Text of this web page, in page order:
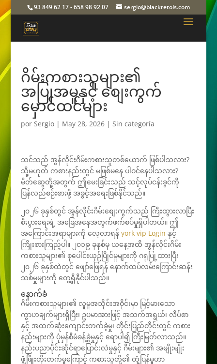
93 849 62 17 - 658 98 92 07 sergio@blackretols.com
ဂိမ်းကစားသူများ၏
အပြုအမူနှင့် စျေးကွက်
မှောင်ထင်များ
por Sergio| May 28, 2026| Sin categoría
သင်သည် အွန်လိုင်းဂိမ်းကစားသူတစ်ယောက် ဖြစ်ပါသလား?
သို့မဟုတ် ကစားနည်းတွင် မဖြစ်မနေ ပါဝင်နေပါသလား?
မိတ်ဆွေတို့အတွက် ဤမေးခြင်းသည် သင့်လုပ်ငန်းခွင်ကို
ပြန်လည်စဉ်းစားဖို့ အခွင့်အရေးဖြစ်နိုင်သည်။
၂၀၂၆ ခုနှစ်တွင် အွန်လိုင်းဂိမ်းစျေးကွက်သည် ကြီးထွားလာပြီး
စီးပွားရေးရဲ့ အခြေအနေအတွက်ဖက်စပ်မှုရှိပါတယ်။ ဤ
အကြောင်းအရာများကို လေ့လာရန် york vip Login နှင့်
ကြိုးစားကြည့်ပါ။ ၂၀၁၉ ခုနှစ်မှ ယနေ့အထိ အွန်လိုင်းဂိမ်း
ကစားသူများ၏ စုပေါင်းယှဉ်ပြိုင်မှုများကို ဂရုပြု့ထားပြီး
၂၀၂၆ ခုနှစ်ထဲတွင် ဖျော်ဖြေရန် နောက်ထပ်လမ်းကြောင်းဆန်း
သစ်မှုများကို တွေ့ရှိနိုင်ပါသည်။
နောက်ခံ
ဂိမ်းကစားသူများ၏ လူမှုအသိုင်းအဝိုင်းမှာ မြင့်မားသော
ကွာဟချက်များရှိပြီး၊ ဥပမာအားဖြင့် အသက်အရွယ်၊ လိပ်စာ
နှင့် အထက်ဆုံးကျောင်းတက်ခဲ့မှု၊ တိုင်းပြည်တိုင်းတွင် ကစား
နည်းများကို ပုံမှန်စီမံခန့်ခွဲမှုနှင့် ရောပါ၍ ကြီးမြတ်လာသည်။
နည်းပညာပိုင်းဆိုင်ရာပြောင်းလဲမှုနှင့် ဂိမ်းများ၏ အမျိုးမျိုး
ဖွံ့ဖြိုးတိုးတက်မှုကြောင့် ကစားသူတို့၏ တုံ့ပြန်မှုဟာ